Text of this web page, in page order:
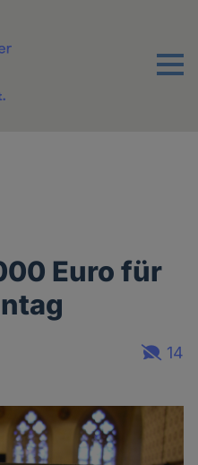
Menu
Euro für
14